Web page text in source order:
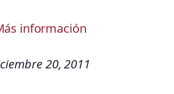
información
20, 2011